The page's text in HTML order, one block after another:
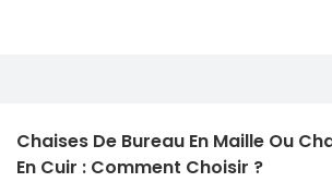
Chaises De Bureau En Maille Ou
En Cuir : Comment Choisir ?